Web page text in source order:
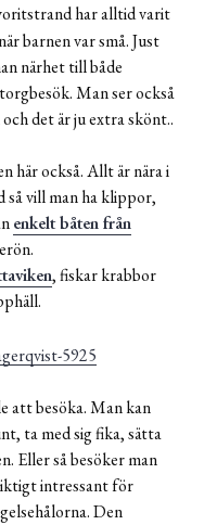
har alltid varit
barnen var små. Just
närhet till både
Man ser också
det är ju extra skönt..
här också. Allt är nära i
så vill man ha klippor,
enkelt båten från
, fiskar krabbor
att besöka. Man kan
ta med sig fika, sätta
Eller så besöker man
intressant för
Den